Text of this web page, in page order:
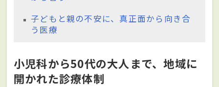
子どもと親の不安に、真正面から向き合
う医療
小児科から50代の大人まで、地域に
開かれた診療体制